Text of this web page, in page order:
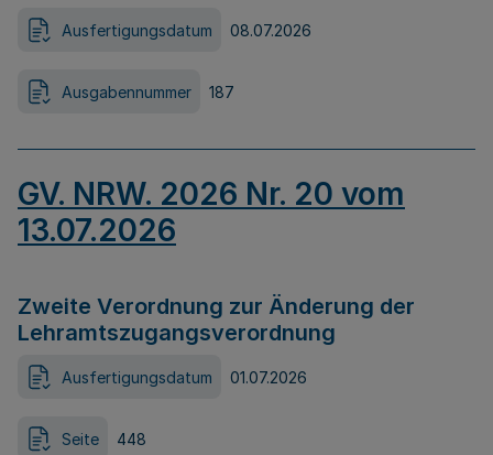
Ausfertigungsdatum 08.07.2026
Ausgabennummer 187
GV. NRW. 2026 Nr. 20 vom
13.07.2026
Zweite Verordnung zur Änderung der
Lehramtszugangsverordnung
Ausfertigungsdatum 01.07.2026
Seite 448